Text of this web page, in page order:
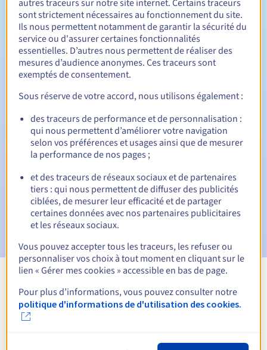
Durée de renouvellement Entre 1 et 10 ans
Période de rédemption
Notifications automatiques :
E-mails d'avertissement : 60, 30, 15, 7 et 3 jours avant la
date d'échéance
E-mail le jour de l'expirationpour notification de la
suspension du nom de domaine
E-mail après la période de grâce de rédemptionpour
notification de la suppression du nom de domaine
Voir toutes les extensions
autres traceurs sur notre site internet. Certains traceurs
sont strictement nécessaires au fonctionnement du site.
Ils nous permettent notamment de garantir la sécurité du
service ou d'assurer certaines fonctionnalités
essentielles. D’autres nous permettent de réaliser des
mesures d’audience anonymes. Ces traceurs sont
exemptés de consentement.
Sous réserve de votre accord, nous utilisons également :
des traceurs de performance et de personnalisation :
qui nous permettent d’améliorer votre navigation
selon vos préférences et usages ainsi que de mesurer
la performance de nos pages ;
et des traceurs de réseaux sociaux et de partenaires
tiers : qui nous permettent de diffuser des publicités
ciblées, de mesurer leur efficacité et de partager
certaines données avec nos partenaires publicitaires
et les réseaux sociaux.
Vous pouvez accepter tous les traceurs, les refuser ou
personnaliser vos choix à tout moment en cliquant sur le
lien « Gérer mes cookies » accessible en bas de page.
Pour plus d’informations, vous pouvez consulter notre
politique d'informations de d'utilisation des cookies.